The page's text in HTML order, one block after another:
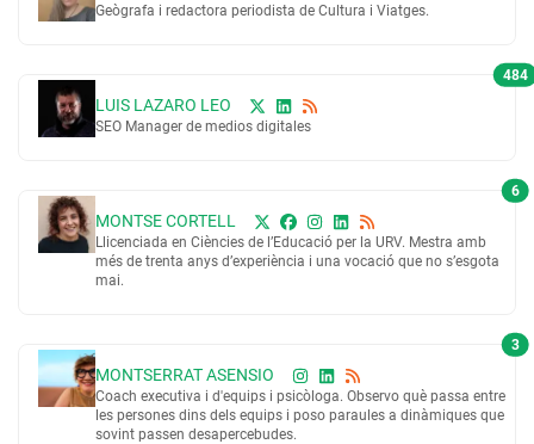
Geògrafa i redactora periodista de Cultura i Viatges.
LUIS LAZARO LEO
SEO Manager de medios digitales
484
MONTSE CORTELL
Llicenciada en Ciències de l’Educació per la URV. Mestra amb
més de trenta anys d’experiència i una vocació que no s’esgota
mai.
6
MONTSERRAT ASENSIO
Coach executiva i d'equips i psicòloga. Observo què passa entre
les persones dins dels equips i poso paraules a dinàmiques que
sovint passen desapercebudes.
3